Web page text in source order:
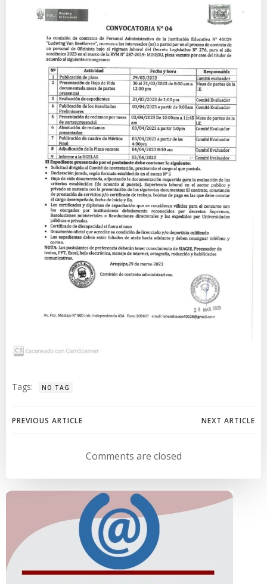
Tags: NO TAG
Navegación
entradas
PREVIOUS ARTICLE
Navegación
de
entradas
NEXT ARTICLE
Comments are closed